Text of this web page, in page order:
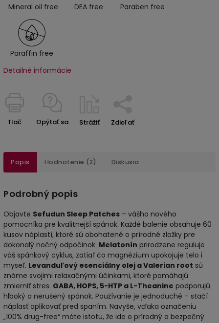
Mineral oil free DEA free Paraben free
Paraffin free
Detailné informácie
Tlač Opýtať sa Strážiť Zdieľať
Popis Hodnotenie (2) Diskusia
Podrobný popis
Objavte Sefudun Sleep Patches – vášho nového
pomocníka pre kvalitnejší spánok. Každé balenie obsahuje 60
kusov náplastí, ktoré sú obohatené o prírodné zložky pre
dokonalý nočný odpočinok. Melatonín prirodzene reguluje
váš spánkový cyklus, zatiaľ čo magnézium upokojuje telo i
myseľ. Levanduľový esenciálny olej a Valerian root sú
známe svojimi relaxačnými účinkami, ktoré pomáhajú
zmierniť stres. GABA, HOPS, 5-HTP a L-Theanine podporujú
hlboký a nerušený spánok. Používanie je jednoduché – stačí
náplasť aplikovať pred spaním. Navyše, vďaka označeniu
„100% drug-free“ máte istotu, že ide o prírodný a bezpečný